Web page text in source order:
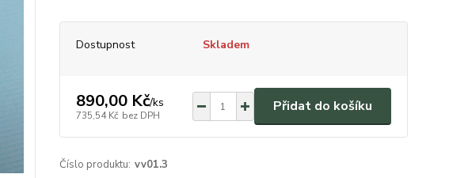
Dostupnost Skladem
890,00 Kč/ks
735,54 Kč bez DPH
Přidat do košíku
Číslo produktu: vv01.3